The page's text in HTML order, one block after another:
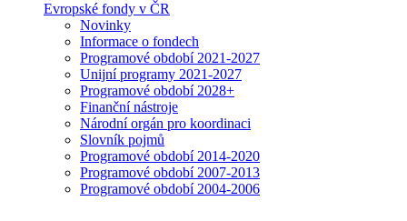
Evropské fondy v ČR
Novinky
Informace o fondech
Programové období 2021-2027
Unijní programy 2021-2027
Programové období 2028+
Finanční nástroje
Národní orgán pro koordinaci
Slovník pojmů
Programové období 2014-2020
Programové období 2007-2013
Programové období 2004-2006